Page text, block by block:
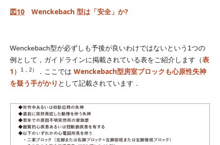
図10 Wenckebach 型は「安全」か?
Wenckebach型が必ずしも予後が良いわけではないという1つの
例として，ガイドラインに掲載されている表をご紹介します（表
1 ） 1，2） ．ここでは Wenckebach型房室ブロックも心原性失神
を疑う手がかり として記載されています．